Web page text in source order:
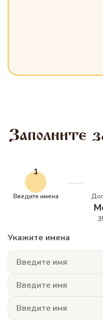
Заполните
1
Введите имена
Укажите имена